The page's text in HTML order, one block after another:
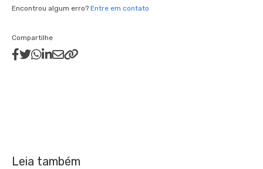
Encontrou algum erro? Entre em contato
Compartilhe
Leia também